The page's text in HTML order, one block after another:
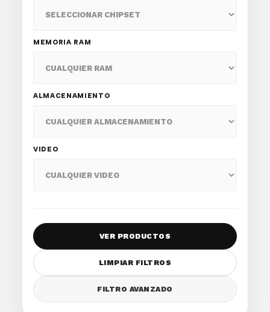
MEMORIA RAM
ALMACENAMIENTO
VIDEO
VER PRODUCTOS
LIMPIAR FILTROS
FILTRO AVANZADO